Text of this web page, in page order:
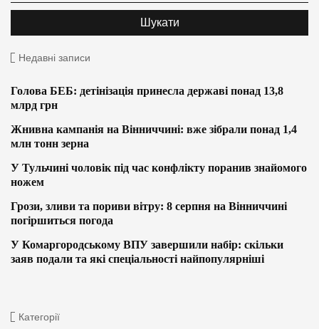
Недавні записи
Голова БЕБ: детінізація принесла державі понад 13,8
млрд грн
Жнивна кампанія на Вінниччині: вже зібрали понад 1,4
млн тонн зерна
У Тульчині чоловік під час конфлікту поранив знайомого
ножем
Грози, зливи та пориви вітру: 8 серпня на Вінниччині
погіршиться погода
У Комаргородському ВПУ завершили набір: скільки
заяв подали та які спеціальності найпопулярніші
Категорії